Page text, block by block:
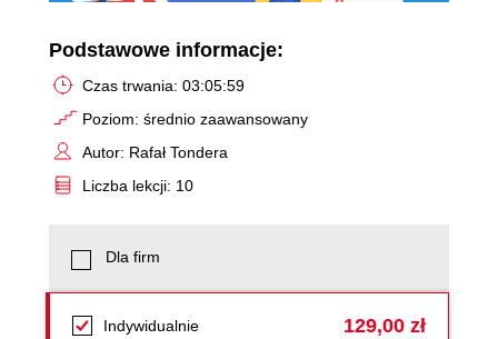
Video
Podstawowe informacje:
Czas trwania: 03:05:59
Poziom: średnio zaawansowany
Autor: Rafał Tondera
Liczba lekcji: 10
Dla firm
Indywidualnie 129,00 zł